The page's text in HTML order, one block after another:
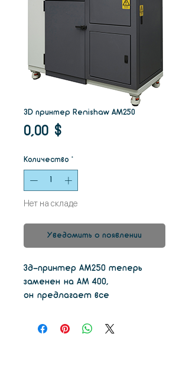
3D принтер Renishaw AM250
0,00 $Цена
Количество *
Нет на складе
Уведомить о появлении
3д-принтер AM250 теперь
заменен на AM 400,
он предлагает все
AM250, наряду с улучшенной
оптической системой,